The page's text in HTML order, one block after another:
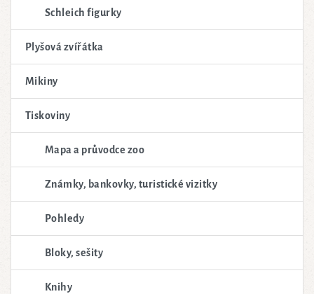
Schleich figurky
Plyšová zvířátka
Mikiny
Tiskoviny
Mapa a průvodce zoo
Známky, bankovky, turistické vizitky
Pohledy
Bloky, sešity
Knihy